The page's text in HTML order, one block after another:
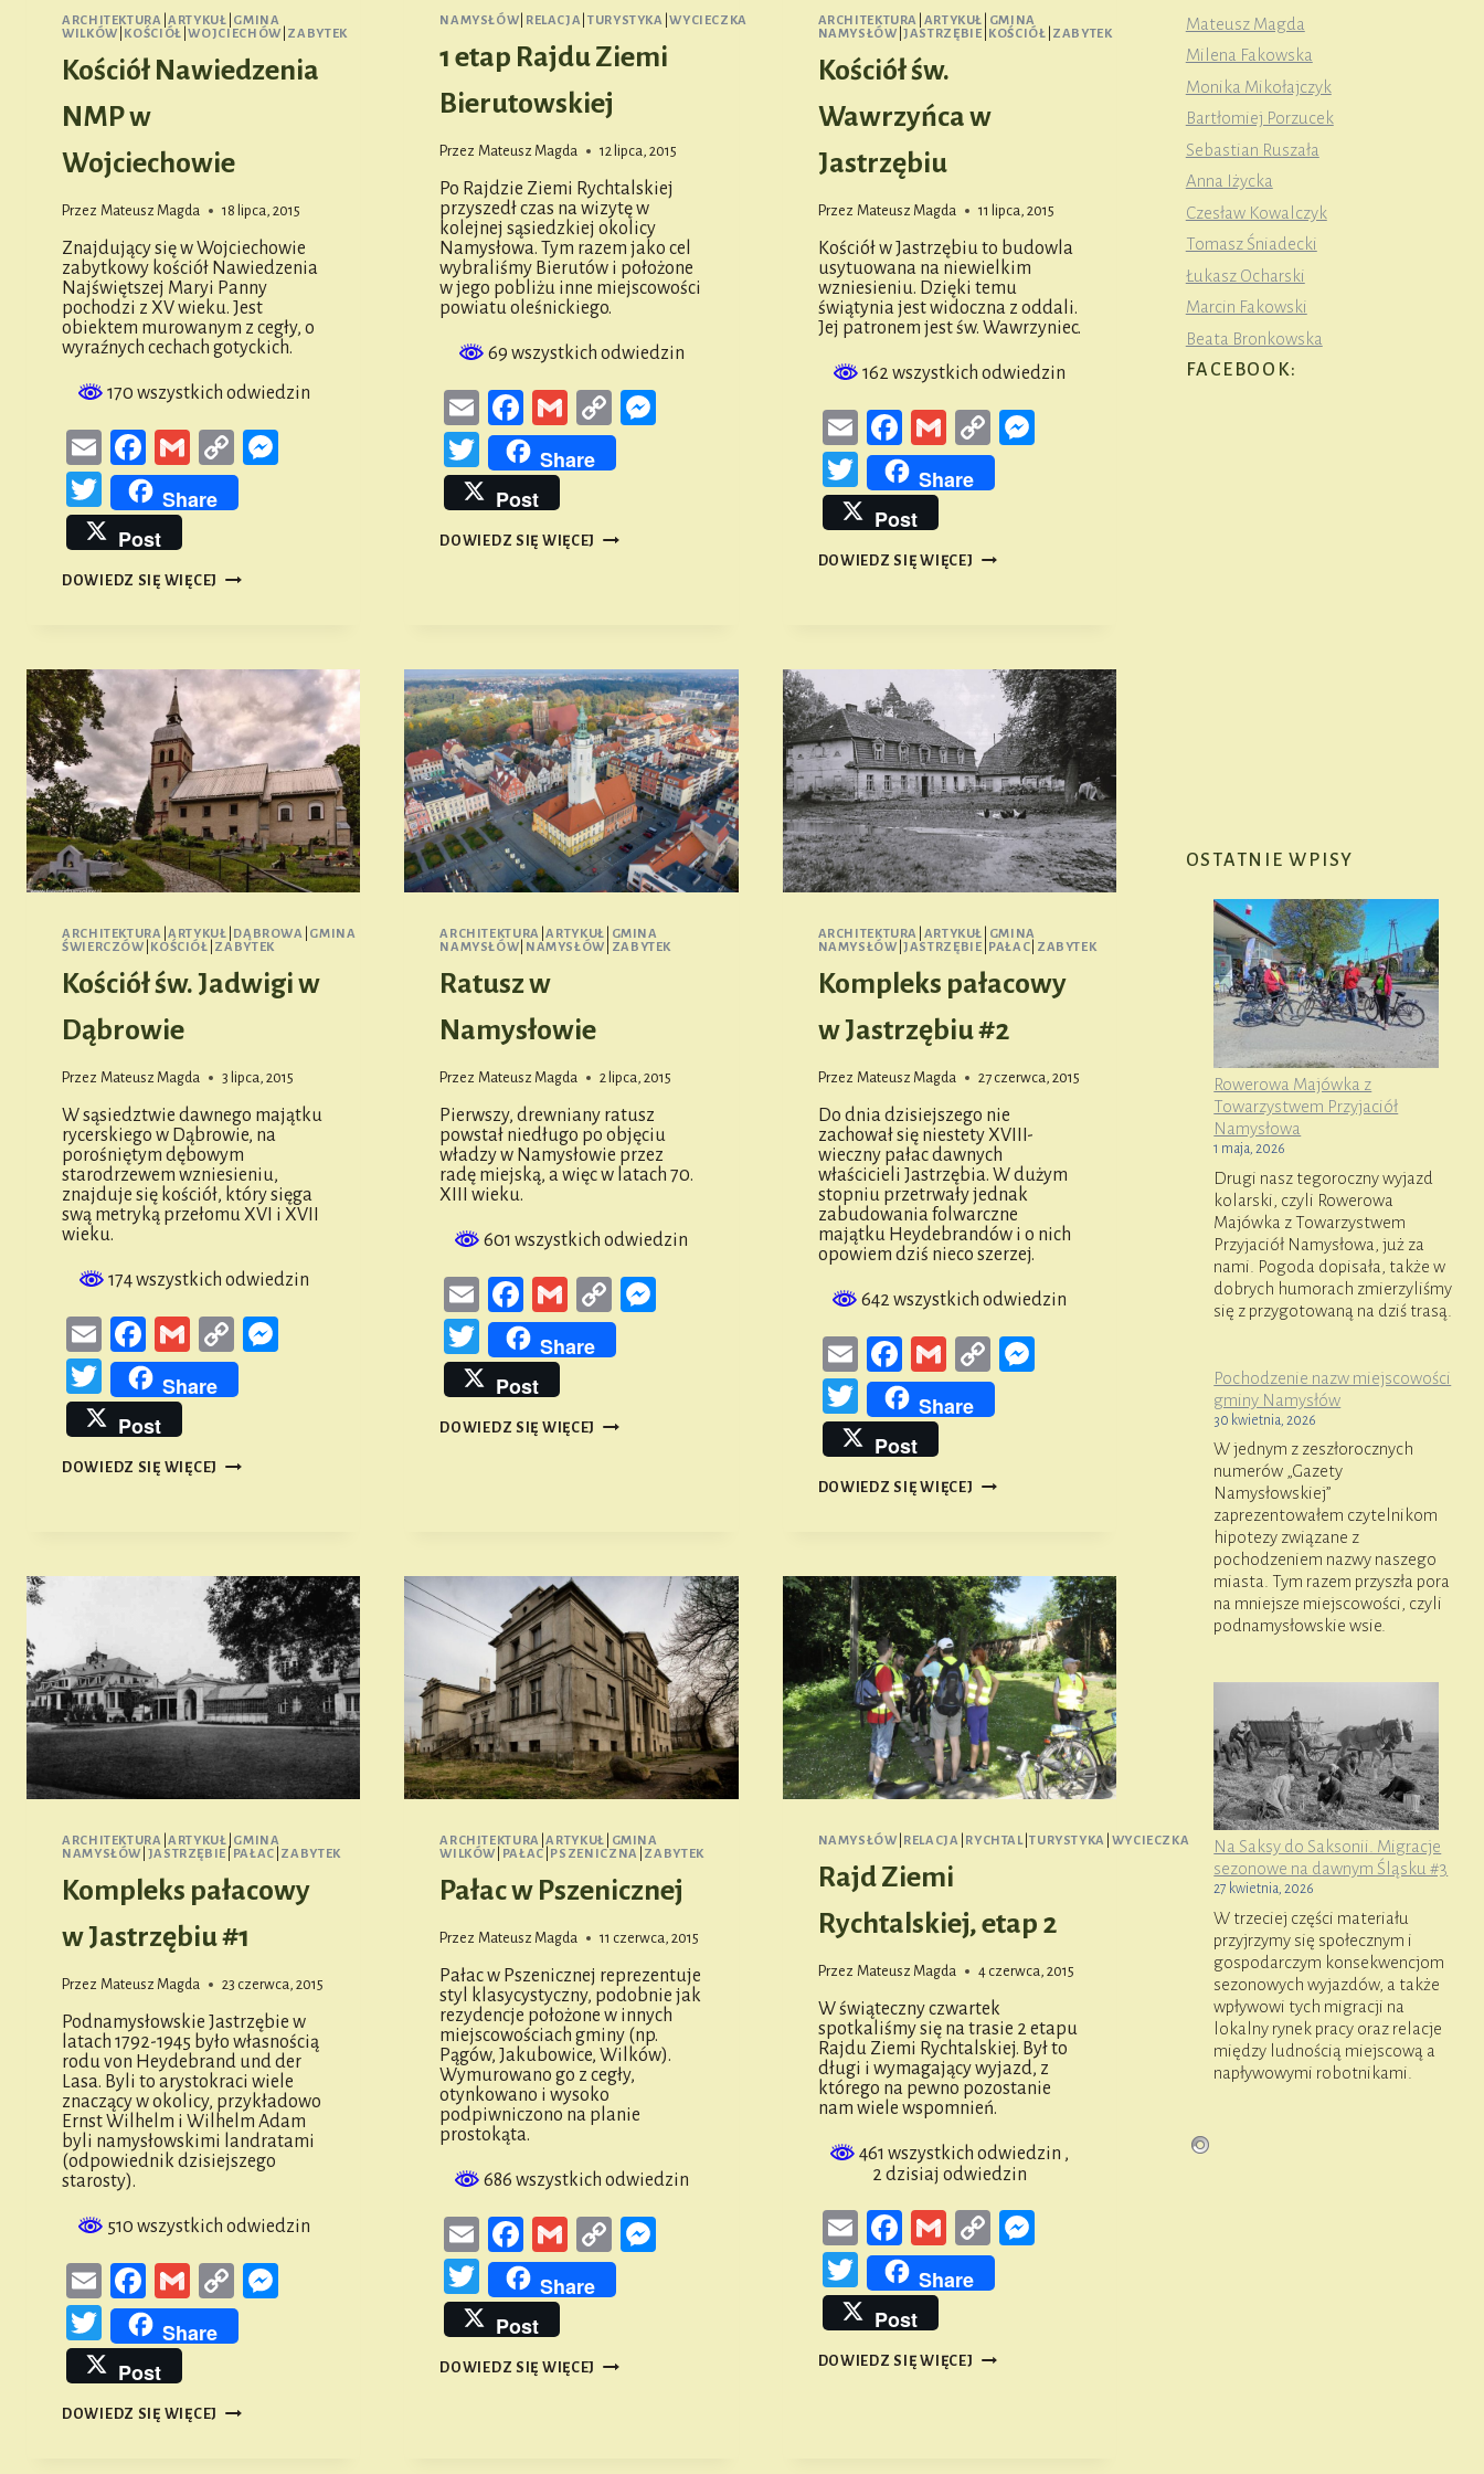
ARCHITEKTURA |ARTYKUŁ GMINA
WILKÓW
KOŚCIÓŁ |WOJCIECHÓW ZABYTEK
Kościół Nawiedzenia
NMP w
Wojciechowie
Przez Mateusz Magda 18 lipca, 2015
Znajdujący się w Wojciechowie
zabytkowy kościół Nawiedzenia
Najświętszej Maryi Panny
pochodzi z XV wieku. Jest
obiektem murowanym z cegły, o
wyraźnych cechach gotyckich.
170 wszystkich odwiedzin
EmailFacebook
Gmail
Copy
Link
Twitter
Share
Post
DOWIEDZ SIĘ WIĘCEJ KOŚCIÓŁ
NAMYSŁÓW RELACJA TURYSTYKA |WYCIECZKA
1 etap Rajdu Ziemi
Bierutowskiej
Przez Mateusz Magda 12 lipca, 2015
Po Rajdzie Ziemi Rychtalskiej
przyszedł czas na wizytę w
kolejnej sąsiedzkiej okolicy
Namysłowa. Tym razem jako cel
wybraliśmy Bierutów i położone
w jego pobliżu inne miejscowości
powiatu oleśnickiego.
69 wszystkich odwiedzin
EmailFacebook
Gmail
Copy
Link
Twitter
Share
Post
DOWIEDZ SIĘ WIĘCEJ
ARCHITEKTURA ARTYKUŁ
GMINA
NAMYSŁÓW |JASTRZĘBIE KOŚCIÓŁ ZABYTEK
Kościół św.
Wawrzyńca w
Jastrzębiu
Przez Mateusz Magda 11 lipca, 2015
Kościół w Jastrzębiu to budowla
usytuowana na niewielkim
wzniesieniu. Dzięki temu
świątynia jest widoczna z oddali.
Jej patronem jest św. Wawrzyniec.
162 wszystkich odwiedzin
EmailFacebook
Gmail
Copy
Link
Twitter
Share
Post
DOWIEDZ SIĘ WIĘCEJ KOŚCIÓŁ
ARCHITEKTURA |ARTYKUŁ DĄBROWA GMINA
ŚWIERCZÓW KOŚCIÓŁ ZABYTEK
Kościół św. Jadwigi w
Dąbrowie
Przez Mateusz Magda 3 lipca, 2015
W sąsiedztwie dawnego majątku
rycerskiego w Dąbrowie, na
porośniętym dębowym
starodrzewem wzniesieniu,
znajduje się kościół, który sięga
swą metryką przełomu XVI i XVII
wieku.
174 wszystkich odwiedzin
EmailFacebook
Gmail
Copy
Link
Twitter
Share
Post
DOWIEDZ SIĘ WIĘCEJ KOŚCIÓŁ
ARCHITEKTURA |ARTYKUŁ
GMINA
NAMYSŁÓW NAMYSŁÓW ZABYTEK
Ratusz w
Namysłowie
Przez Mateusz Magda 2 lipca, 2015
Pierwszy, drewniany ratusz
powstał niedługo po objęciu
władzy w Namysłowie przez
radę miejską, a więc w latach 70.
XIII wieku.
601 wszystkich odwiedzin
EmailFacebook
Gmail
Copy
Link
Twitter
Share
Post
DOWIEDZ SIĘ WIĘCEJ RATUSZ
ARCHITEKTURA ARTYKUŁ
GMINA
NAMYSŁÓW |JASTRZĘBIE PAŁAC ZABYTEK
Kompleks pałacowy
w Jastrzębiu #2
Przez Mateusz Magda 27 czerwca, 2015
Do dnia dzisiejszego nie
zachował się niestety XVIII-
wieczny pałac dawnych
właścicieli Jastrzębia. W dużym
stopniu przetrwały jednak
zabudowania folwarczne
majątku Heydebrandów i o nich
opowiem dziś nieco szerzej.
642 wszystkich odwiedzin
EmailFacebook
Gmail
Copy
Link
Twitter
Share
Post
DOWIEDZ SIĘ WIĘCEJ KOMPLEKS
ARCHITEKTURA |ARTYKUŁ GMINA
NAMYSŁÓW JASTRZĘBIE PAŁAC ZABYTEK
Kompleks pałacowy
w Jastrzębiu #1
Przez Mateusz Magda 23 czerwca, 2015
Podnamysłowskie Jastrzębie w
latach 1792-1945 było własnością
rodu von Heydebrand und der
Lasa. Byli to arystokraci wiele
znaczący w okolicy, przykładowo
Ernst Wilhelm i Wilhelm Adam
byli namysłowskimi landratami
(odpowiednik dzisiejszego
starosty).
510 wszystkich odwiedzin
EmailFacebook
Gmail
Copy
Link
Twitter
Share
Post
DOWIEDZ SIĘ WIĘCEJ KOMPLEKS
ARCHITEKTURA |ARTYKUŁ
GMINA
WILKÓW
PAŁAC PSZENICZNA ZABYTEK
Pałac w Pszenicznej
Przez Mateusz Magda 11 czerwca, 2015
Pałac w Pszenicznej reprezentuje
styl klasycystyczny, podobnie jak
rezydencje położone w innych
miejscowościach gminy (np.
Pągów, Jakubowice, Wilków).
Wymurowano go z cegły,
otynkowano i wysoko
podpiwniczono na planie
prostokąta.
686 wszystkich odwiedzin
EmailFacebook
Gmail
Copy
Link
Twitter
Share
Post
DOWIEDZ SIĘ WIĘCEJ PAŁAC
NAMYSŁÓW RELACJA RYCHTAL|TURYSTYKA WYCIECZKA
Rajd Ziemi
Rychtalskiej, etap 2
Przez Mateusz Magda 4 czerwca, 2015
W świąteczny czwartek
spotkaliśmy się na trasie 2 etapu
Rajdu Ziemi Rychtalskiej. Był to
długi i wymagający wyjazd, z
którego na pewno pozostanie
nam wiele wspomnień.
461 wszystkich odwiedzin ,
2 dzisiaj odwiedzin
EmailFacebook
Gmail
Copy
Link
Twitter
Share
Post
DOWIEDZ SIĘ WIĘCEJ RAJD
Mateusz Magda
Milena Fakowska
Monika Mikołajczyk
Bartłomiej Porzucek
Sebastian Ruszała
Anna Iżycka
Czesław Kowalczyk
Tomasz Śniadecki
Łukasz Ocharski
Marcin Fakowski
Beata Bronkowska
FACEBOOK:
OSTATNIE WPISY
Rowerowa Majówka z
Towarzystwem Przyjaciół
Namysłowa
1 maja, 2026
Drugi nasz tegoroczny wyjazd
kolarski, czyli Rowerowa
Majówka z Towarzystwem
Przyjaciół Namysłowa, już za
nami. Pogoda dopisała, także w
dobrych humorach zmierzyliśmy
się z przygotowaną na dziś trasą.
Pochodzenie nazw miejscowości
gminy Namysłów
30 kwietnia, 2026
W jednym z zeszłorocznych
numerów „Gazety
Namysłowskiej”
zaprezentowałem czytelnikom
hipotezy związane z
pochodzeniem nazwy naszego
miasta. Tym razem przyszła pora
na mniejsze miejscowości, czyli
podnamysłowskie wsie.
Na Saksy do Saksonii. Migracje
sezonowe na dawnym Śląsku #3
27 kwietnia, 2026
W trzeciej części materiału
przyjrzymy się społecznym i
gospodarczym konsekwencjom
sezonowych wyjazdów, a także
wpływowi tych migracji na
lokalny rynek pracy oraz relacje
między ludnością miejscową a
napływowymi robotnikami.